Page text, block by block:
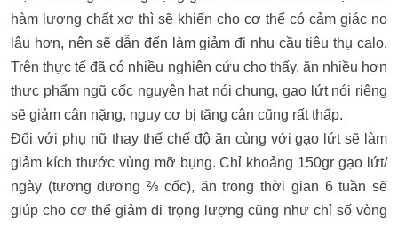
hàm lượng chất xơ thì sẽ khiến cho cơ thể có cảm giác no
lâu hơn, nên sẽ dẫn đến làm giảm đi nhu cầu tiêu thụ calo.
Trên thực tế đã có nhiều nghiên cứu cho thấy, ăn nhiều hơn
thực phẩm ngũ cốc nguyên hạt nói chung, gạo lứt nói riêng
sẽ giảm cân nặng, nguy cơ bị tăng cân cũng rất thấp.
Đối với phụ nữ thay thế chế độ ăn cùng với gạo lứt sẽ làm
giảm kích thước vùng mỡ bụng. Chỉ khoảng 150gr gạo lứt/
ngày (tương đương ⅔ cốc), ăn trong thời gian 6 tuần sẽ
giúp cho cơ thể giảm đi trọng lượng cũng như chỉ số vòng